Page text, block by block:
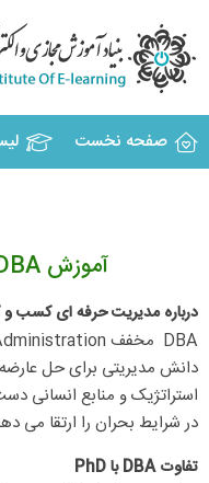
صفحه نخست
آموزش DBA گرایش مدیریت شهری و شهرسازی: دوره های آموزش مجازی و مقاله های آموزشی DBA گرایش مدیریت شهری و شهرسازی
درباره مدیریت حرفه ای کسب و
دانش مدیریتی برای حل
استراتژیک و منابع انسانی
در شرایط بحران را ارتقا می
تفاوتDBA با